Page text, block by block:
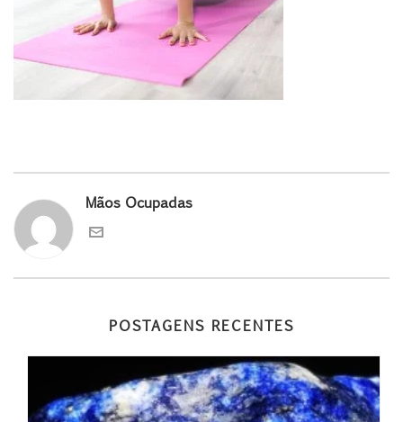
Mãos Ocupadas
POSTAGENS RECENTES